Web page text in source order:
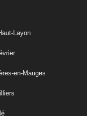
Layon
en-Mauges